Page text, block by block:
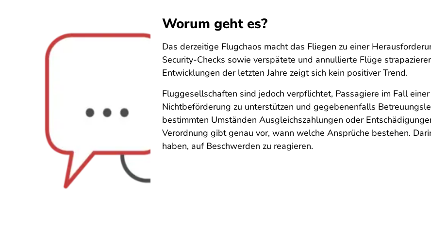
Worum geht es?
Das derzeitige Flugchaos macht das Fliegen zu einer
Security-Checks sowie verspätete und annullierte Flüge
Entwicklungen der letzten Jahre zeigt sich kein positiver Trend.
Fluggesellschaften sind jedoch verpflichtet, Passagiere im Fall
Nichtbeförderung zu unterstützen und gegebenenfalls
bestimmten Umständen Ausgleichszahlungen oder
Verordnung gibt genau vor, wann welche Ansprüche bestehen.
haben, auf Beschwerden zu reagieren.